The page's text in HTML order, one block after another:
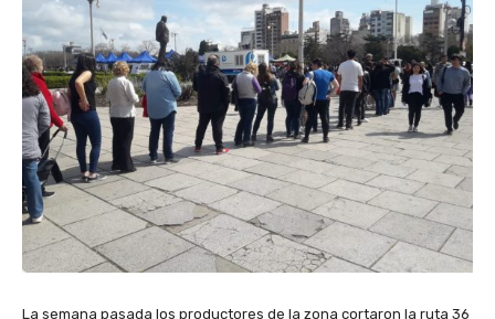
La semana pasada los productores de la zona cortaron la ruta 36